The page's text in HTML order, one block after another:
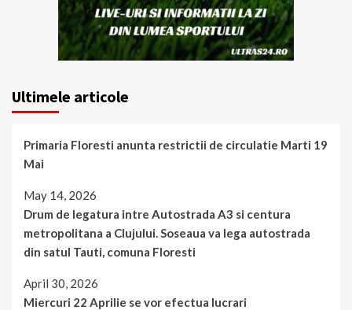
Ultimele articole
Primaria Floresti anunta restrictii de circulatie Marti 19
Mai
May 14, 2026
Drum de legatura intre Autostrada A3 si centura
metropolitana a Clujului. Soseaua va lega autostrada
din satul Tauti, comuna Floresti
April 30, 2026
Miercuri 22 Aprilie se vor efectua lucrari